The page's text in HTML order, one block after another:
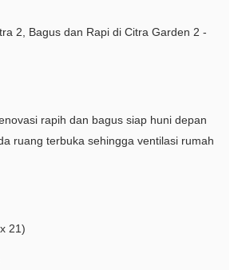
2, Bagus dan Rapi di Citra Garden 2 -
rapih dan bagus siap huni depan
ruang terbuka sehingga ventilasi rumah
21)